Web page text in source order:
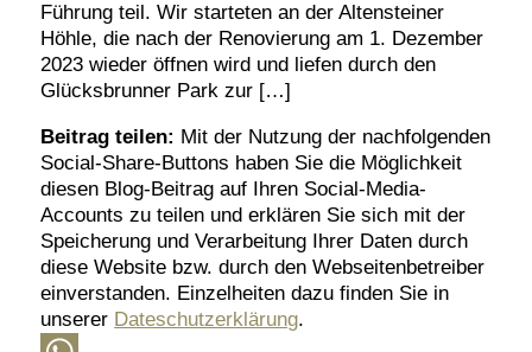
Führung teil. Wir starteten an der Altensteiner
Höhle, die nach der Renovierung am 1. Dezember
2023 wieder öffnen wird und liefen durch den
Glücksbrunner Park zur […]
Beitrag teilen: Mit der Nutzung der nachfolgenden
Social-Share-Buttons haben Sie die Möglichkeit
diesen Blog-Beitrag auf Ihren Social-Media-
Accounts zu teilen und erklären Sie sich mit der
Speicherung und Verarbeitung Ihrer Daten durch
diese Website bzw. durch den Webseitenbetreiber
einverstanden. Einzelheiten dazu finden Sie in
unserer Dateschutzerklärung.